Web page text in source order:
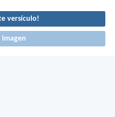
versículo!
imagen